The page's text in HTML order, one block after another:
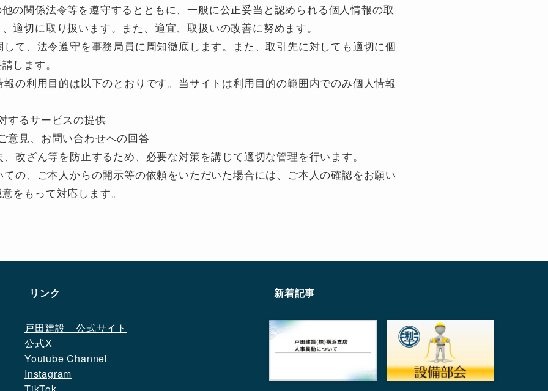
の関係法令等を遵守するとともに、一般に公正妥当と認められる個人情報の取
適切に取り扱います。また、適宜、取扱いの改善に努めます。
て、法令遵守を事務局員に周知徹底します。また、取引先に対しても適切に個
します。
の利用目的は以下のとおりです。当サイトは利用目的の範囲内でのみ個人情報
るサービスの提供
見、お問い合わせへの回答
改ざん等を防止するため、必要な対策を講じて適切な管理を行います。
の、ご本人からの開示等の依頼をいただいた場合には、ご本人の確認をお願い
をもって対応します。
リンク
戸田建設　公式サイト
公式X
Youtube Channel
Instagram
新着記事